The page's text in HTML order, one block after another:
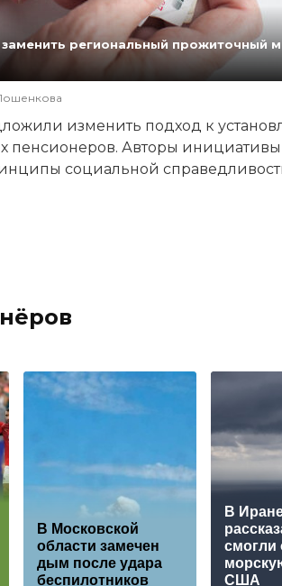
региональный прожиточный
изменить подход к
пенсионеров. Авторы инициативы
социальной
В Московской
области замечен
дым после удара
беспилотников
В
смогли
США